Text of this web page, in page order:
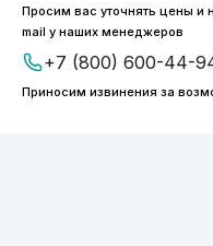
Просим вас уточнять цены и
mail у наших менеджеров
+7 (800) 600-44-
Приносим извинения за
order@sibvols.ru
О компании
Каталог